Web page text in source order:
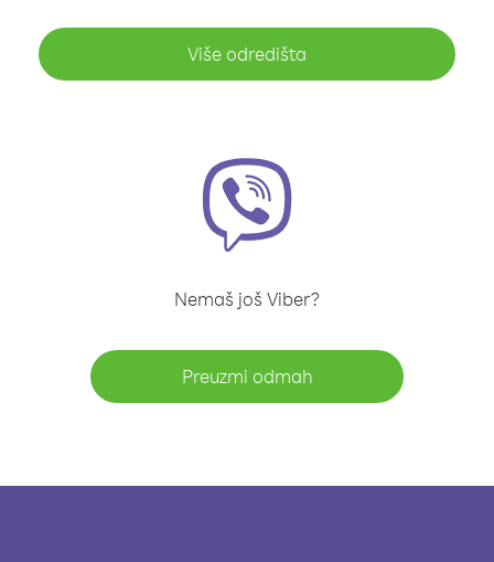
Više odredišta
Nemaš još Viber?
Preuzmi odmah